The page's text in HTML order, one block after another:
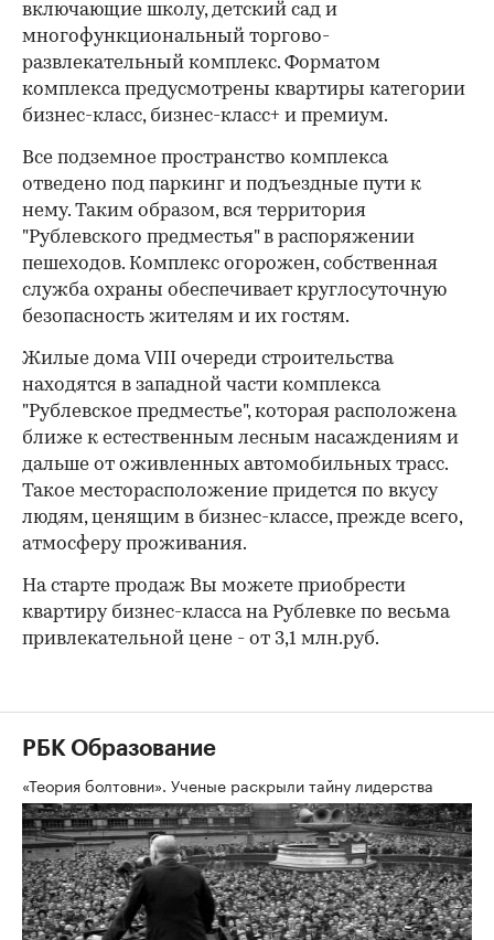
включающие школу, детский сад и
многофункциональный торгово-
развлекательный комплекс. Форматом
комплекса предусмотрены квартиры категории
бизнес-класс, бизнес-класс+ и премиум.
Все подземное пространство комплекса
отведено под паркинг и подъездные пути к
нему. Таким образом, вся территория
"Рублевского предместья" в распоряжении
пешеходов. Комплекс огорожен, собственная
служба охраны обеспечивает круглосуточную
безопасность жителям и их гостям.
Жилые дома VIII очереди строительства
находятся в западной части комплекса
"Рублевское предместье", которая расположена
ближе к естественным лесным насаждениям и
дальше от оживленных автомобильных трасс.
Такое месторасположение придется по вкусу
людям, ценящим в бизнес-классе, прежде всего,
атмосферу проживания.
На старте продаж Вы можете приобрести
квартиру бизнес-класса на Рублевке по весьма
привлекательной цене - от 3,1 млн.руб.
РБК Образование
«Теория болтовни». Ученые раскрыли тайну лидерства